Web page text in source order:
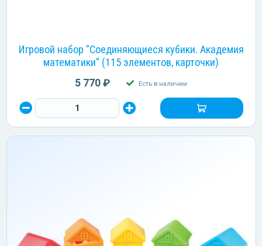
Игровой набор "Соединяющиеся кубики. Академия
математики" (115 элементов, карточки)
5 770 ₽ Есть в наличии